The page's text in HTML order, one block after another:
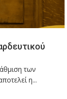
των
η...